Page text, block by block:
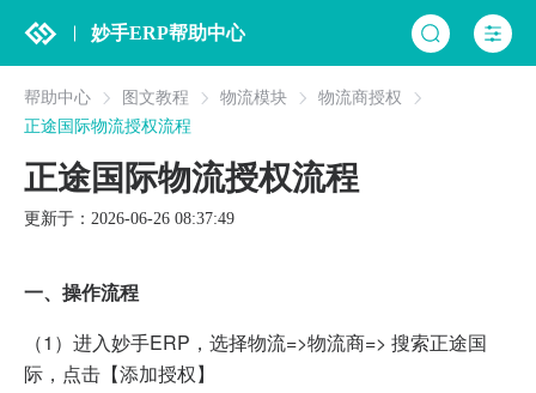
妙手ERP帮助中心
帮助中心 图文教程 物流模块
物流商授权
正途国际物流授权流程
正途国际物流授权流程
更新于：2026-06-26 08:37:49
一、操作流程
（1）进入妙手ERP，选择物流=>物流商=> 搜索正途国
际，点击【添加授权】